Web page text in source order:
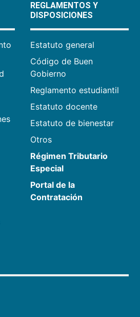
REGLAMENTOS Y
DISPOSICIONES
Estatuto general
Código de Buen
Gobierno
Reglamento estudiantil
Estatuto docente
Estatuto de bienestar
Otros
Régimen Tributario
Especial
Portal de la
Contratación